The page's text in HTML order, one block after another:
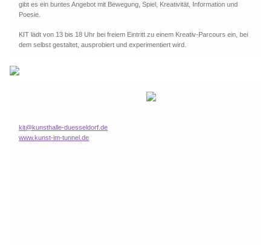
gibt es ein buntes Angebot mit Bewegung, Spiel, Kreativität, Information und
Poesie.
KIT lädt von 13 bis 18 Uhr bei freiem Eintritt zu einem Kreativ-Parcours ein, bei
dem selbst gestaltet, ausprobiert und experimentiert wird.
kit@kunsthalle-duesseldorf.de
www.kunst-im-tunnel.de